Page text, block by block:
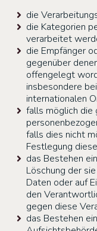
die
die Kategorien
verarbeitet
die Empfänger
gegenüber
offengelegt
insbesondere
internationalen
falls möglich die
falls dies nicht
Festlegung
das Bestehen
Löschung der
Daten oder auf
den
gegen diese
das Bestehen